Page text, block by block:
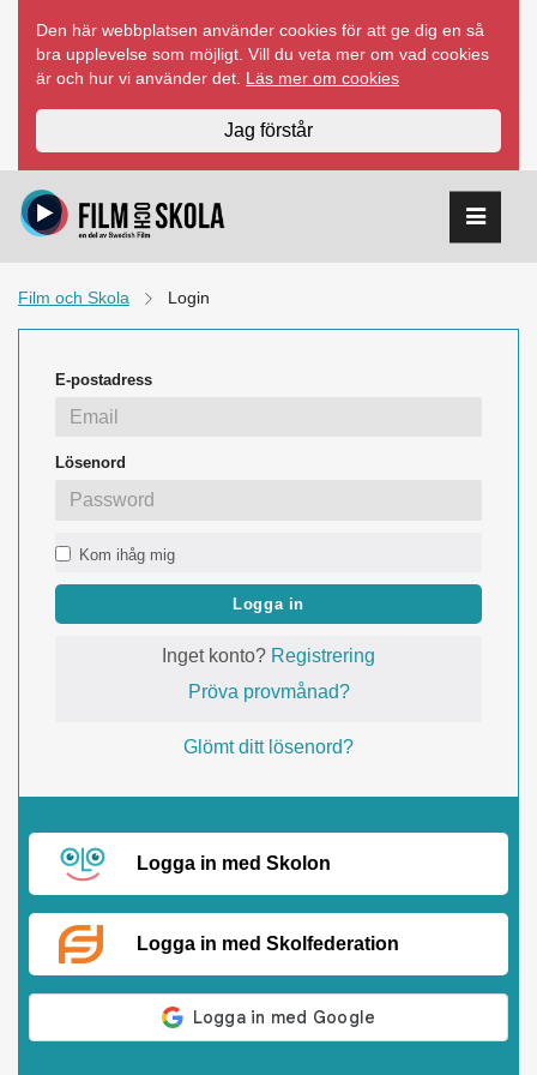
innehåll
Den här webbplatsen använder cookies för att ge dig en så
bra upplevelse som möjligt. Vill du veta mer om vad cookies
är och hur vi använder det. Läs mer om cookies
Jag förstår
Film och Skola Login
E-postadress
Lösenord
Kom ihåg mig
Logga in
Inget konto? Registrering
Pröva provmånad?
Glömt ditt lösenord?
Logga in med Skolon
Logga in med Skolfederation